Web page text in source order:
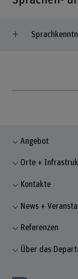
Angebot
Orte +
Kontakte
News +
Referenzen
Über das